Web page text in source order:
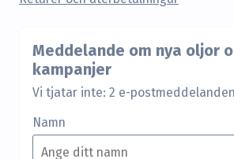
Meddelande om nya oljor
kampanjer
Vi tjatar inte: 2 e-
Namn